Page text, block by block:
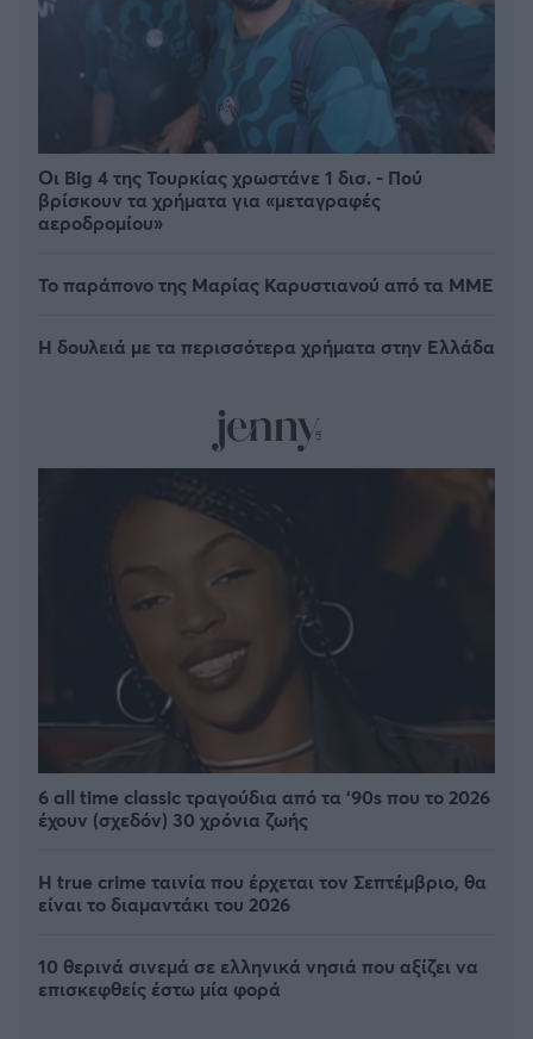
Οι Big 4 της Τουρκίας χρωστάνε 1 δισ. - Πού
βρίσκουν τα χρήματα για «μεταγραφές
αεροδρομίου»
Το παράπονο της Μαρίας Καρυστιανού από τα ΜΜΕ
Η δουλειά με τα περισσότερα χρήματα στην Ελλάδα
6 all time classic τραγούδια από τα ‘90s που το 2026
έχουν (σχεδόν) 30 χρόνια ζωής
Η true crime ταινία που έρχεται τον Σεπτέμβριο, θα
είναι το διαμαντάκι του 2026
10 θερινά σινεμά σε ελληνικά νησιά που αξίζει να
επισκεφθείς έστω μία φορά